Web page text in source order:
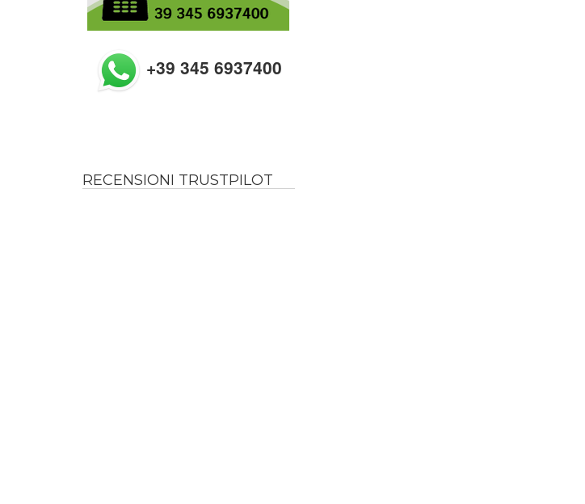
+39 345 6937400
RECENSIONI TRUSTPILOT